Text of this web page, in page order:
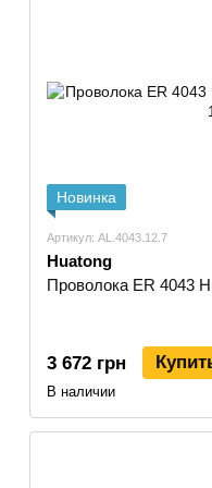
Новинка
Артикул: AL.4043.12.7
Huatong
Проволока ER 4043
3 672 грн
В наличии